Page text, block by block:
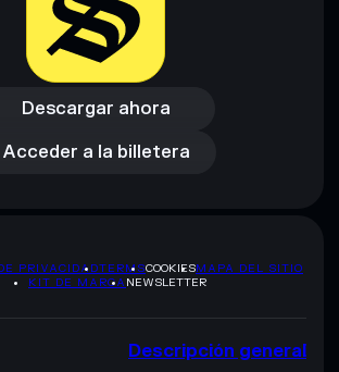
Descargar ahora
Descargar ahora
Acceder a la billetera
Acceder a la billetera
PRIVACIDADTERMSCOOKIESMAPA DEL SITIO
KIT DE MARCA NEWSLETTER
Descripción general